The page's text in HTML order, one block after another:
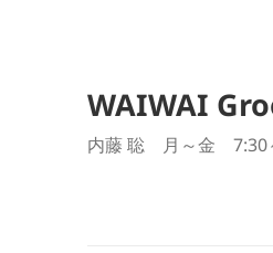
WAIWAI
内藤 聡 月～金 7:30